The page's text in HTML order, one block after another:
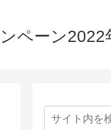
ペーン2022